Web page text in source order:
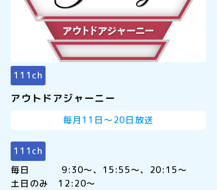
111ch
アウトドアジャーニー
毎月11日～20日放送
111ch
毎日 9:30～、15:55～、20:15～
土日のみ 12:20～